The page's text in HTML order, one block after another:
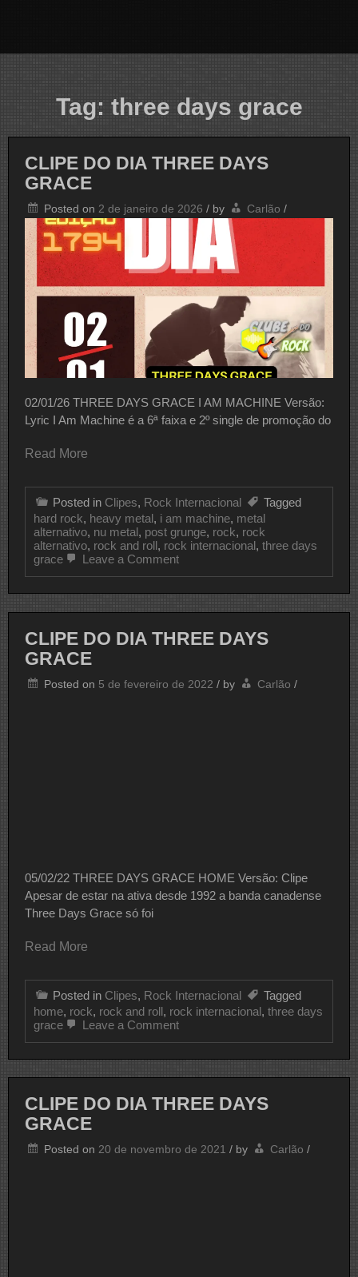
Tag: three days grace
CLIPE DO DIA THREE DAYS
GRACE
Posted on 2 de janeiro de 2026 / by Carlão /
02/01/26 THREE DAYS GRACE I AM MACHINE Versão:
Lyric I Am Machine é a 6ª faixa e 2º single de promoção do
Read More
Posted in Clipes, Rock Internacional
Tagged
hard rock, heavy metal, i am machine, metal
alternativo, nu metal, post grunge, rock, rock
alternativo, rock and roll, rock internacional, three days
grace
Leave a Commenton
THREE
GRACE
CLIPE DO DIA THREE DAYS
GRACE
Posted on 5 de fevereiro de 2022 / by Carlão /
05/02/22 THREE DAYS GRACE HOME Versão: Clipe
Apesar de estar na ativa desde 1992 a banda canadense
Three Days Grace só foi
Read More
Posted in Clipes, Rock Internacional
Tagged
home, rock, rock and roll, rock internacional, three days
grace
Leave a Commenton
THREE
GRACE
CLIPE DO DIA THREE DAYS
GRACE
Posted on 20 de novembro de 2021 / by Carlão /